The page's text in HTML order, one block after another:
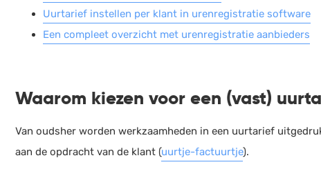
Uurtarief instellen per klant in urenregistratie software
Een compleet overzicht met urenregistratie aanbieders
Waarom kiezen voor een (vast)
Van oudsher worden werkzaamheden in een uurtarief
aan de opdracht van de klant (uurtje-factuurtje).